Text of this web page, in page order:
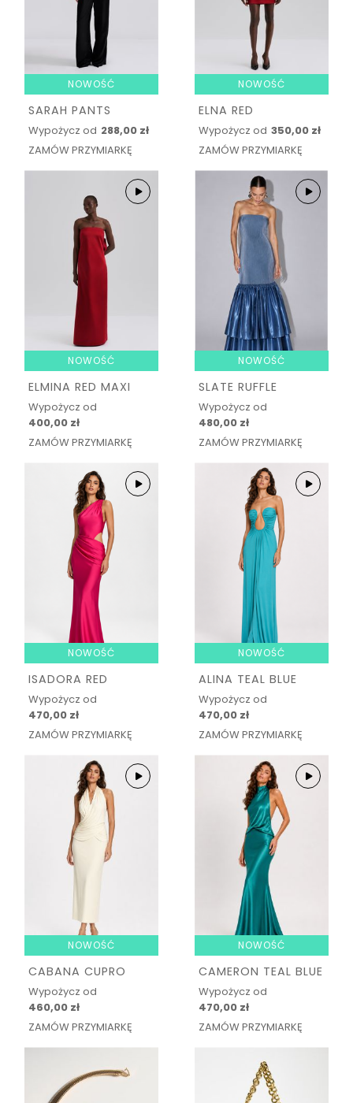
NOWOŚĆ
SARAH PANTS
Wypożycz od 288,00 zł
ZAMÓW PRZYMIARKĘ
NOWOŚĆ
ELNA RED
Wypożycz od 350,00 zł
ZAMÓW PRZYMIARKĘ
NOWOŚĆ
ELMINA RED MAXI
Wypożycz od
400,00 zł
ZAMÓW PRZYMIARKĘ
NOWOŚĆ
SLATE RUFFLE
Wypożycz od
480,00 zł
ZAMÓW PRZYMIARKĘ
NOWOŚĆ
ISADORA RED
Wypożycz od
470,00 zł
ZAMÓW PRZYMIARKĘ
NOWOŚĆ
ALINA TEAL BLUE
Wypożycz od
470,00 zł
ZAMÓW PRZYMIARKĘ
NOWOŚĆ
CABANA CUPRO
Wypożycz od
460,00 zł
ZAMÓW PRZYMIARKĘ
NOWOŚĆ
CAMERON TEAL BLUE
Wypożycz od
470,00 zł
ZAMÓW PRZYMIARKĘ